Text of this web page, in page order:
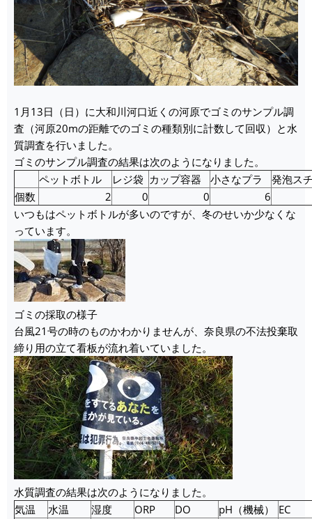
1月13日（日）に大和川河口近くの河原でゴミのサンプル調
査（河原20mの距離でのゴミの種類別に計数して回収）と水
質調査を行いました。
ゴミのサンプル調査の結果は次のようになりました。
ペットボトル
レジ袋 カップ容器 小さなプラ
発泡ス
個数
2 0 0
6
いつもはペットボトルが多いのですが、冬のせいか少なくな
っています。
ゴミの採取の様子
台風21号の時のものかわかりませんが、奈良県の不法投棄取
締り用の立て看板が流れ着いていました。
水質調査の結果は次のようになりました。
気温
水温 湿度 ORP DO pH（機械）
EC